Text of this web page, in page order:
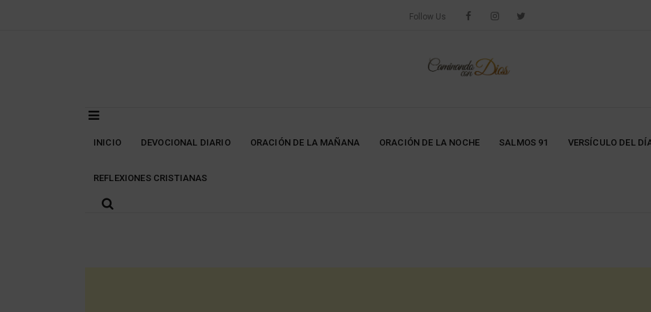
Follow Us
INICIO DEVOCIONAL DIARIO ORACIÓN DE LA MAÑANA ORACIÓN DE LA NOCHE SALMOS 91 VERSÍCULO DEL
REFLEXIONES CRISTIANAS